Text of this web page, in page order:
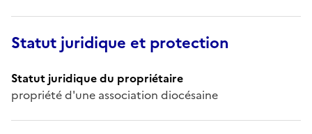
Statut juridique et protection
Statut juridique du propriétaire
propriété d'une association diocésaine